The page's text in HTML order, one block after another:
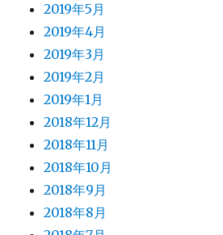
2019年5月
2019年4月
2019年3月
2019年2月
2019年1月
2018年12月
2018年11月
2018年10月
2018年9月
2018年8月